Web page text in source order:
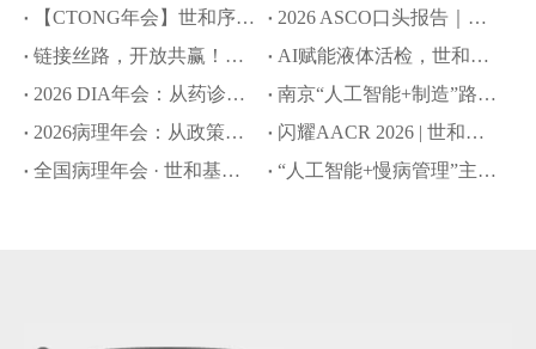
【CTONG年会】世和序语大模型、OncoMind多智能体解锁新药研发与精准诊疗新范式
2026 ASCO口头报告｜世和基因AI大语言模型拓展肿瘤早筛与MRD监测应用边界
链接丝路，开放共赢！世和基因亮相第十届丝博会
AI赋能液体活检，世和基因8项成果入选ASCO口头报告和壁报
2026 DIA年会：从药诊协同到全球合规，世和基因赋能CDx创新开发新路径
南京“人工智能+制造”路演：世和基因以AI驱动创新药研发提速
2026病理年会：从政策破局到院内落地，世和基因引领NGS创新转化路径
闪耀AACR 2026 | 世和基因以创新技术推动肿瘤精准诊疗新突破
全国病理年会 · 世和基因专题会：共探政策赋能下的NGS创新与落地之路
“人工智能+慢病管理”主题沙龙：世和基因分享AI多癌早筛新策略